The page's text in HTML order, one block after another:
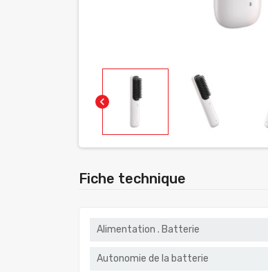
chevron_left
Fiche technique
Alimentation . Batterie
Autonomie de la batterie